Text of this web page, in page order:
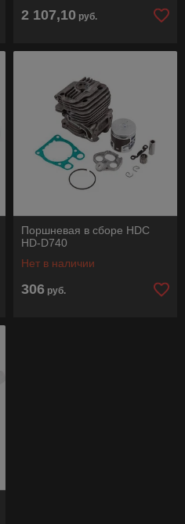
2 107,10 руб.
Поршневая в сборе HDC
HD-D740
Нет в наличии
306 руб.